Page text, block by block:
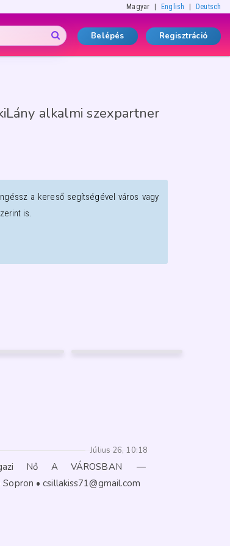
Magyar English Deutsch
Belépés Regisztráció
alkalmi szexpartner
a kereső segítségével város vagy
is.
Július 26, 10:18
Nő A VÁROSBAN
—
Sopron csillakiss71@gmail.com